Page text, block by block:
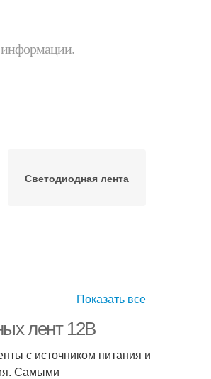
информации.
Светодиодная лента
Показать все
лент 12В
с источником питания и
Самыми